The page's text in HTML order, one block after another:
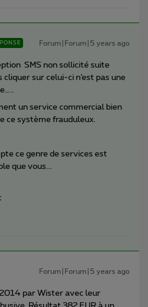
Forum|Forum|5 years ago
SMS non sollicité suite
cliquer sur celui-ci n’est pas une
un service commercial bien
ce système frauduleux.
ce genre de services est
que vous...
Forum|Forum|5 years ago
par Wister avec leur